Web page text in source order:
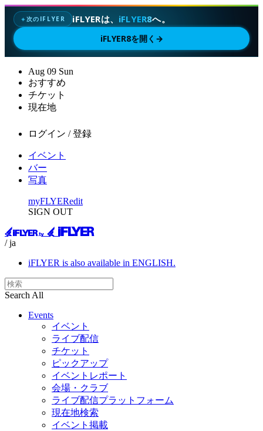
✦次のIFLYER iFLYERは、 iFLYER8へ。
iFLYER8を開く →
Aug 09 Sun
おすすめ
チケット
現在地
ログイン / 登録
イベント
バー
写真
myFLYERedit
SIGN OUT
/ ja
iFLYER is also available in ENGLISH.
Search All
Events
イベント
ライブ配信
チケット
ピックアップ
イベントレポート
会場・クラブ
ライブ配信プラットフォーム
現在地検索
イベント掲載